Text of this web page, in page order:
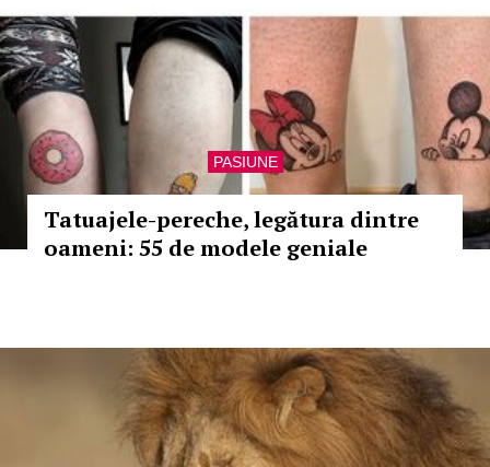
PASIUNE
Tatuajele-pereche, legătura dintre
oameni: 55 de modele geniale